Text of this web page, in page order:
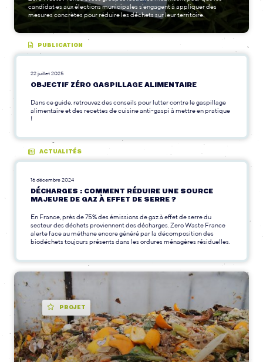
candidat·es aux élections municipales s’engagent à appliquer des
mesures concrètes pour réduire les déchets sur leur territoire.
PUBLICATION
22 juillet 2025
OBJECTIF ZÉRO GASPILLAGE ALIMENTAIRE
Dans ce guide, retrouvez des conseils pour lutter contre le gaspillage
alimentaire et des recettes de cuisine anti-gaspi à mettre en pratique
!
ACTUALITÉS
16 décembre 2024
DÉCHARGES : COMMENT RÉDUIRE UNE SOURCE
MAJEURE DE GAZ À EFFET DE SERRE ?
En France, près de 75% des émissions de gaz à effet de serre du
secteur des déchets proviennent des décharges. Zero Waste France
alerte face au méthane encore généré par la décomposition des
biodéchets toujours présents dans les ordures ménagères résiduelles.
PROJET